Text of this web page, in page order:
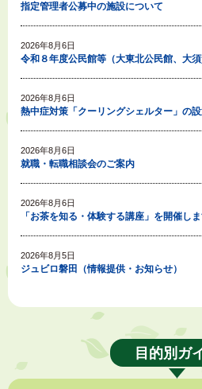
指定管理者公募中の施設について
2026年8月6日
令和８年度公民館等（大東北公民館、大
2026年8月6日
熱中症対策「クーリングシェルター」の
2026年8月6日
就職・転職相談会のご案内
2026年8月6日
「お茶を知る・体験する講座」を開催し
2026年8月5日
ジュビロ磐田（情報提供・お知らせ）
2026年8月5日
掛川市広告入り窓口封筒無償提供者募集
2026年8月4日
【日本DX大賞2026】ポスターセッション
目的別ガ